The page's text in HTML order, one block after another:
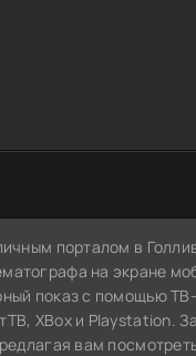
порталом в
на экране
показ с помощью
XBox и Playstation.
вам